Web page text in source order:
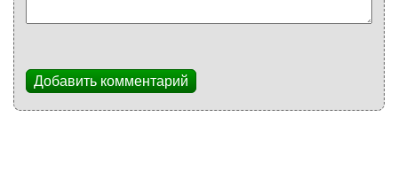
Добавить комментарий